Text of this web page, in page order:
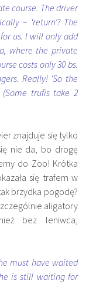
course. The driver
– ‘return’? The
us. I will only add
where the private
costs only 30 bs.
Really! ‘So the
trufis take 2
znajduje się tylko
nie da, bo drogę
do Zoo! Krótka
się trafem w
brzydka pogodę?
aligatory
bez leniwca,
must have waited
is still waiting for